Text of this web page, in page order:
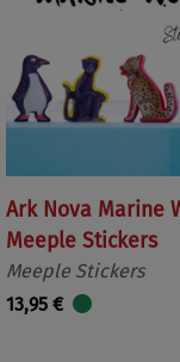
Ark Nova Marine
Meeple Stickers
Meeple Stickers
13,95 €